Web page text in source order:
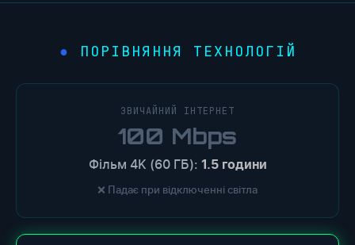
● ПОРІВНЯННЯ ТЕХНОЛОГІЙ
ЗВИЧАЙНИЙ ІНТЕРНЕТ
100 Mbps
Фільм 4K (60 ГБ): 1.5 години
❌ Падає при відключенні світла